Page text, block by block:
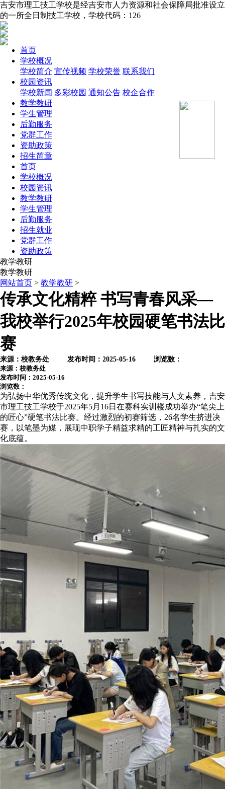
吉安市理工技工学校是经吉安市人力资源和社会保障局批准设立
的一所全日制技工学校，学校代码：126
首页
学校概况
学校简介 宣传视频 学校荣誉 联系我们
校园资讯
学校新闻 多彩校园 通知公告 校企合作
教学教研
学生管理
后勤服务
党群工作
资助政策
招生简章
首页
学校概况
校园资讯
教学教研
学生管理
后勤服务
招生就业
党群工作
资助政策
教学教研
教学教研
网站首页 > 教学教研 >
传承文化精粹 书写青春风采—
我校举行2025年校园硬笔书法比
赛
来源：校教务处 发布时间：2025-05-16 浏览数：
来源：校教务处
发布时间：2025-05-16
浏览数：
为弘扬中华优秀传统文化，提升学生书写技能与人文素养，吉安
市理工技工学校于2025年5月16日在赛科实训楼成功举办“笔尖上
的匠心”硬笔书法比赛。经过激烈的初赛筛选，26名学生挤进决
赛，以笔墨为媒，展现中职学子精益求精的工匠精神与扎实的文
化底蕴。